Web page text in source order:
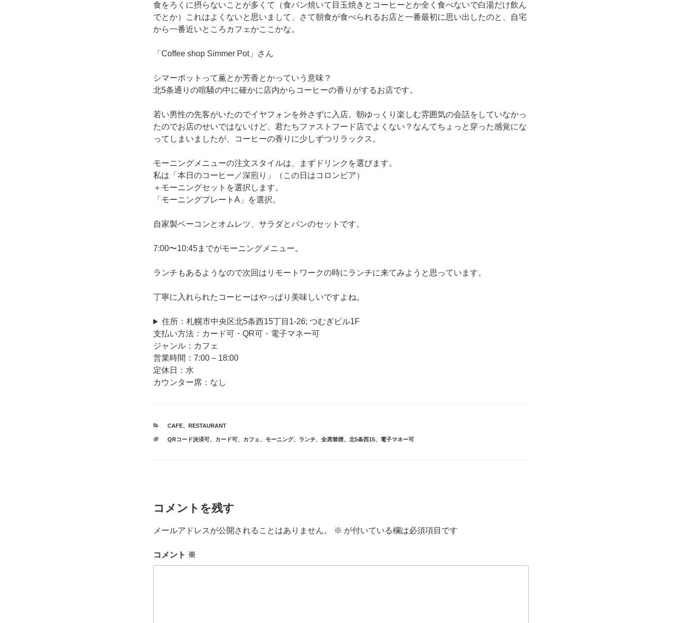
食をろくに摂らないことが多くて（食パン焼いて目玉焼きとコーヒーとか全く食べないで白湯だけ飲ん
でとか）これはよくないと思いまして、さて朝食が食べられるお店と一番最初に思い出したのと、自宅
から一番近いところカフェかここかな。
「Coffee shop Simmer Pot」さん
シマーポットって薫とか芳香とかっていう意味？
北5条通りの喧騒の中に確かに店内からコーヒーの香りがするお店です。
若い男性の先客がいたのでイヤフォンを外さずに入店。朝ゆっくり楽しむ雰囲気の会話をしていなかっ
たのでお店のせいではないけど、君たちファストフード店でよくない？なんてちょっと穿った感覚にな
ってしまいましたが、コーヒーの香りに少しずつリラックス。
モーニングメニューの注文スタイルは、まずドリンクを選びます。
私は「本日のコーヒー／深煎り」（この日はコロンビア）
＋モーニングセットを選択します。
「モーニングプレートA」を選択。
自家製ベーコンとオムレツ、サラダとパンのセットです。
7:00〜10:45までがモーニングメニュー。
ランチもあるようなので次回はリモートワークの時にランチに来てみようと思っています。
丁寧に入れられたコーヒーはやっぱり美味しいですよね。
住所：札幌市中央区北5条西15丁目1-26; つむぎビル1F
支払い方法：カード可・QR可・電子マネー可
ジャンル：カフェ
営業時間：7:00 – 18:00
定休日：水
カウンター席：なし
カ
ゴ
CAFE、 RESTAURANT
タ
QRコード決済可、 カード可、 カフェ、 モーニング、 ランチ、 全席禁煙、 北5条西15、 電子マネー可
コメントを残す
メールアドレスが公開されることはありません。 ※ が付いている欄は必須項目です
コメント ※